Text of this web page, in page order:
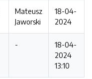
Mateusz
Jaworski
18-04-
2024
-
18-04-
2024
13:10